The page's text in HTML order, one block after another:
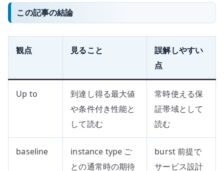
この記事の結論
観点 見ること
誤解しやすい
点
Up to
到達し得る最大値
や条件付き性能と
して読む
常時使える保
証帯域として
読む
baseline
instance type ご
との通常時の期待
burst 前提で
サービス設計